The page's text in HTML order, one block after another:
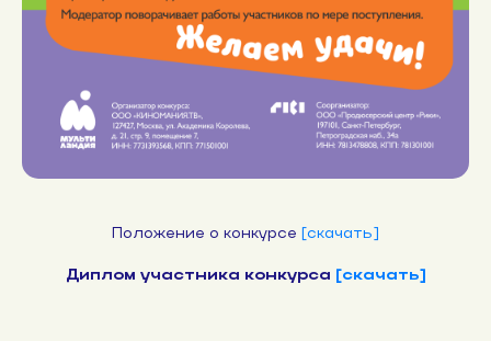
Положение о конкурсе [скачать]
Диплом участника конкурса [скачать]